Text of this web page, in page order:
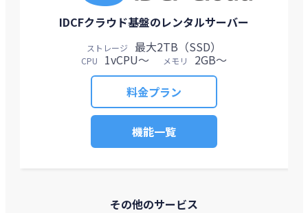
IDCFクラウド基盤のレンタルサーバー
ストレージ 最大2TB（SSD）
CPU 1vCPU～ メモリ
2GB～
料金プラン
機能一覧
その他のサービス